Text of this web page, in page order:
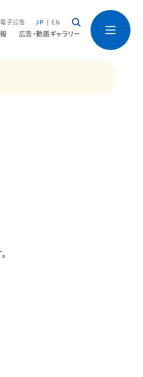
電子公告 JP EN
広告・動画ギャラリー